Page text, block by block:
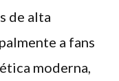
de alta
a fans
moderna,